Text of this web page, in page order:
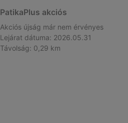
PatikaPlus akciós
Akciós újság már nem érvényes
Lejárat dátuma: 2026.05.31
Távolság: 0,29 km